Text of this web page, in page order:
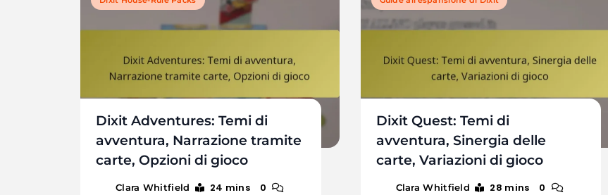
Dixit Adventures: Temi di
avventura, Narrazione tramite
carte, Opzioni di gioco
Clara Whitfield 24 mins 0
Dixit Quest: Temi di
avventura, Sinergia delle
carte, Variazioni di gioco
Clara Whitfield 28 mins 0